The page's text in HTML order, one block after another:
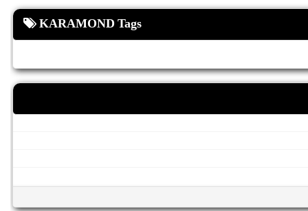
KARAMOND Tags